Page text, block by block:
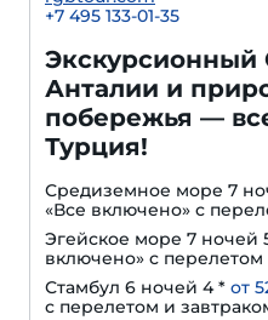
+7 495 133-01-35
Экскурсионный
Анталии и
побережья —
Турция!
Средиземное море 7
«Все включено» с
Эгейское море 7 ночей
включено» с перелетом
Стамбул 6 ночей 4 * от
с перелетом и